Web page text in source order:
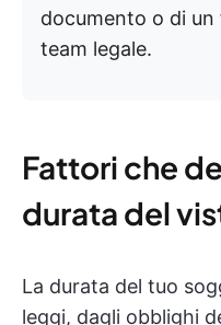
documento o di
team legale.
Fattori che
durata del
La durata del tuo
leggi, dagli obblighi